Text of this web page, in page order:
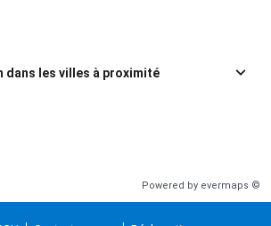
dans les villes à proximité
Powered by evermaps ©